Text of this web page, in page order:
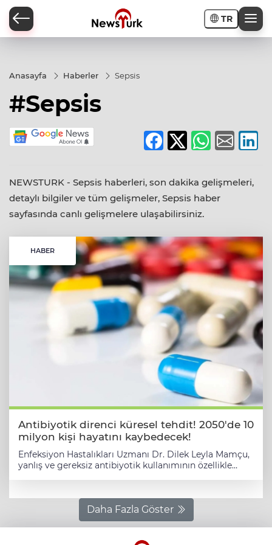
TR
Anasayfa Haberler Sepsis
#Sepsis
NEWSTURK - Sepsis haberleri, son dakika gelişmeleri,
detaylı bilgiler ve tüm gelişmeler, Sepsis haber
sayfasında canlı gelişmelere ulaşabilirsiniz.
HABER
Antibiyotik direnci küresel tehdit! 2050'de 10
milyon kişi hayatını kaybedecek!
Enfeksiyon Hastalıkları Uzmanı Dr. Dilek Leyla Mamçu,
yanlış ve gereksiz antibiyotik kullanımının özellikle
Örgütü'nün verilerine göre, 2050 yılı itibarıyla
antibiyotik direnci yüzünden her yıl 10 milyon kişinin
hayatını kaybedebileceği tahmin ediliyor. İSTANBUL
(İGFA) - Antibiyotik direnci sürekli artış gösteriyor ve
uzmanlar bu durumun küresel sağlığı tehdit ettiğini
Daha Fazla Göster